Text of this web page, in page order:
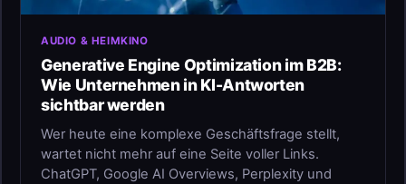
AUDIO & HEIMKINO
Generative Engine Optimization im B2B:
Wie Unternehmen in KI-Antworten
sichtbar werden
Wer heute eine komplexe Geschäftsfrage stellt,
wartet nicht mehr auf eine Seite voller Links.
ChatGPT, Google AI Overviews, Perplexity und